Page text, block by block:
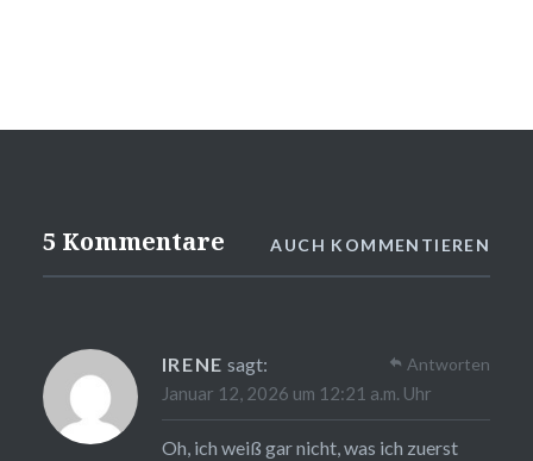
5 Kommentare AUCH KOMMENTIEREN
IRENE sagt:
Januar 12, 2026 um 12:21 a.m. Uhr
Oh, ich weiß gar nicht, was ich zuerst
Antworten